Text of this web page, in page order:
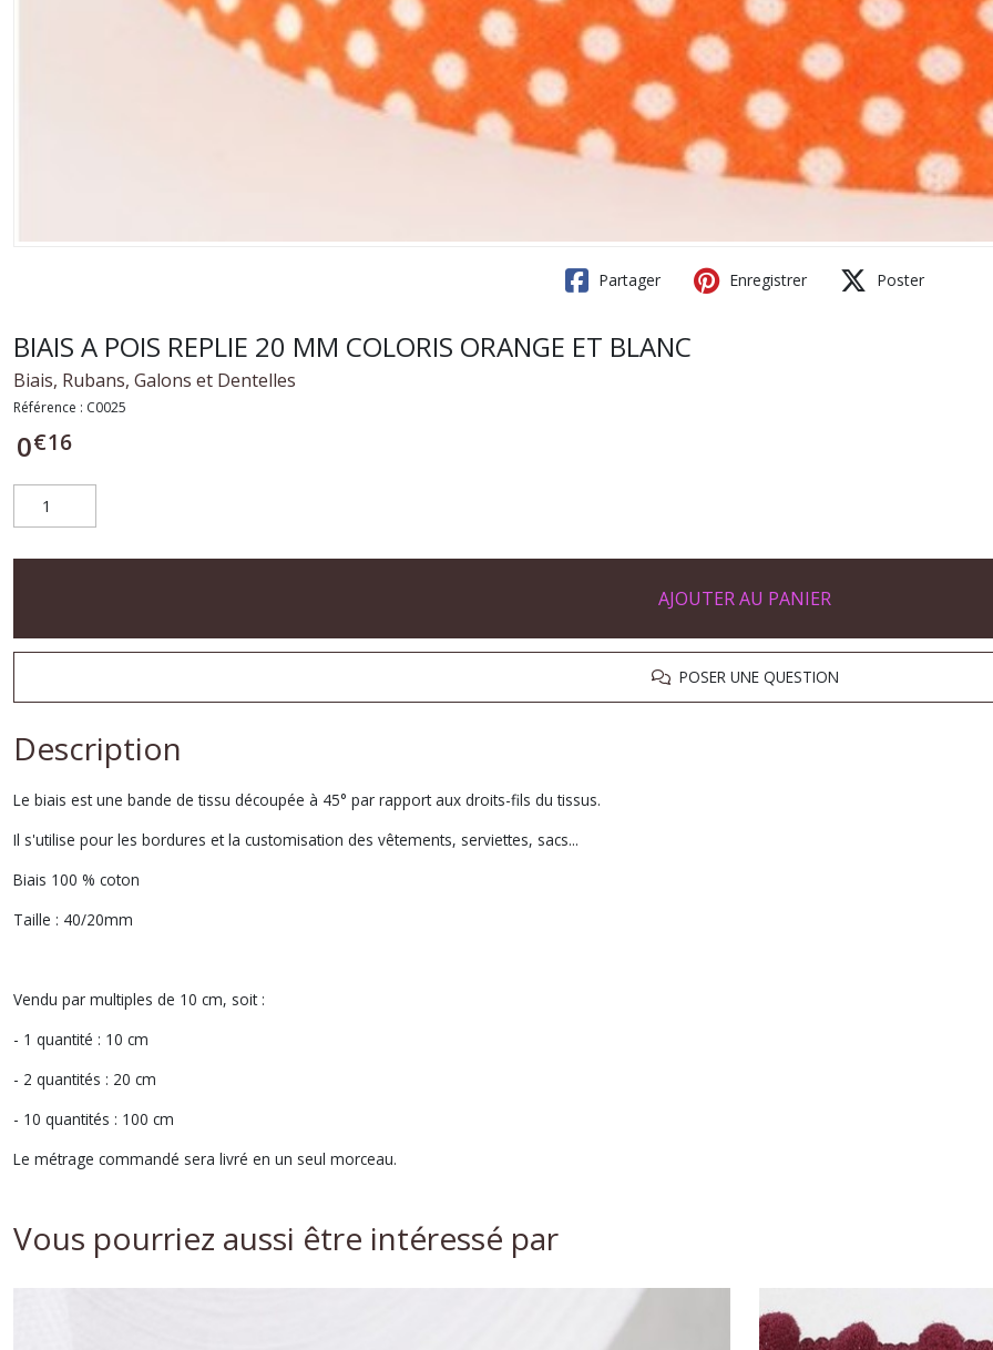
Partager Enregistrer Poster
BIAIS A POIS REPLIE 20 MM COLORIS ORANGE ET BLANC
Biais, Rubans, Galons et Dentelles
Référence : C0025
0€16
AJOUTER AU PANIER
POSER UNE QUESTION
Description
Le biais est une bande de tissu découpée à 45° par rapport aux droits-fils du tissus.
Il s'utilise pour les bordures et la customisation des vêtements, serviettes, sacs...
Biais 100 % coton
Taille : 40/20mm
Vendu par multiples de 10 cm, soit :
- 1 quantité : 10 cm
- 2 quantités : 20 cm
- 10 quantités : 100 cm
Le métrage commandé sera livré en un seul morceau.
Vous pourriez aussi être intéressé par